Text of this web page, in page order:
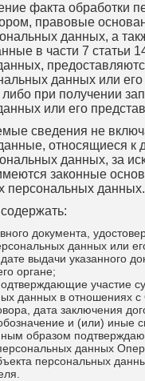
факта обработки
правовые
данных, а
в части 7 статьи
данных или
при получении
или его
сведения не
относящиеся к
данных, за
законные
персональных данных.
документа,
данных или
выдачи указанного
органе;
участие
данных в отношениях
дата заключения
и (или) иные
образом
данных
персональных